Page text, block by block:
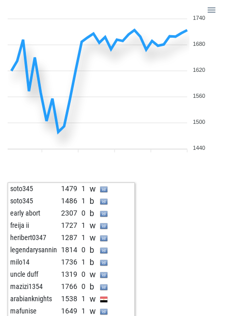
1740
1680
1620
1560
1500
1440
soto345 1479 1 w
soto345 1486 1 b
early abort 2307 0 b
freija ii 1727 1 w
heribert0347 1287 1 w
legendarysannin 1814 0 b
milo14 1736 1 b
uncle duff 1319 0 w
mazizi1354 1766 0 b
arabianknights 1538 1 w
mafunise 1649 1 w